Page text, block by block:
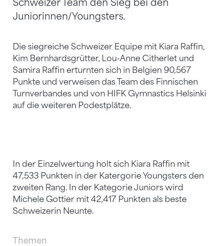
Schweizer Team den Sieg bei den
Juniorinnen/Youngsters.
Die siegreiche Schweizer Equipe mit Kiara Raffin,
Kim Bernhardsgrütter, Lou-Anne Citherlet und
Samira Raffin erturnten sich in Belgien 90,567
Punkte und verweisen das Team des Finnischen
Turnverbandes und von HIFK Gymnastics Helsinki
auf die weiteren Podestplätze.
In der Einzelwertung holt sich Kiara Raffin mit
47,533 Punkten in der Katergorie Youngsters den
zweiten Rang. In der Kategorie Juniors wird
Michele Gottier mit 42,417 Punkten als beste
Schweizerin Neunte.
Themen